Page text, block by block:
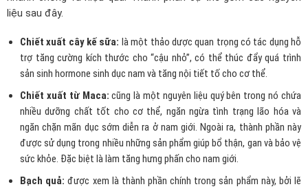
liệu sau đây.
Chiết xuất cây kế sữa: là một thảo dược quan trọng có tác dụng hỗ
trợ tăng cường kích thước cho “cậu nhỏ”, có thể thúc đẩy quá trình
sản sinh hormone sinh dục nam và tăng nội tiết tố cho cơ thể.
Chiết xuất từ Maca:cũng là một nguyên liệu quý bên trong nó chứa
nhiều dưỡng chất tốt cho cơ thể, ngăn ngừa tình trạng lão hóa và
ngăn chặn mãn dục sớm diễn ra ở nam giới. Ngoài ra, thành phần này
được sử dụng trong nhiều những sản phẩm giúp bổ thận, gan và bảo vệ
sức khỏe. Đặc biệt là làm tăng hưng phấn cho nam giới.
Bạch quả: được xem là thành phần chính trong sản phẩm này, bởi lẽ